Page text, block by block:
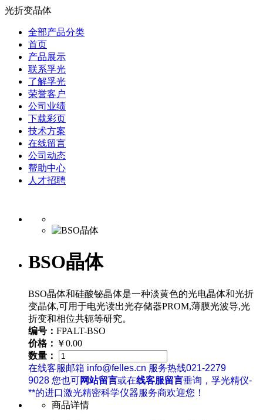
光折变晶体
全部产品分类
首页
产品展示
联系孚光
了解孚光
荣誉客户
公司业绩
下载彩页
技术方案
在线留言
公司动态
帮助中心
人才招聘
BSO晶体
BSO晶体和硅酸铋晶体是一种淡黄色的光电晶体和光折
变晶体,可用于电光读出光存储器PROM,薄膜光波导,光
折变和相位共轭等研究。
编号： FPALT-BSO
价格： ￥0.00
数量：
在线客服邮箱 info@felles.cn 服务热线021-2279
9028 您也可网站留言或在线客服留言垂询，孚光精仪-
**的进口激光精密科学仪器服务商欢迎您！
商品详情